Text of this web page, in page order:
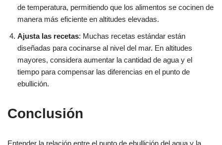
de temperatura, permitiendo que los alimentos se cocinen de
manera más eficiente en altitudes elevadas.
Ajusta las recetas: Muchas recetas estándar están
diseñadas para cocinarse al nivel del mar. En altitudes
mayores, considera aumentar la cantidad de agua y el
tiempo para compensar las diferencias en el punto de
ebullición.
Conclusión
Entender la relación entre el punto de ebullición del agua y la